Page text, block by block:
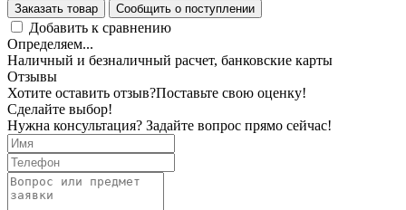
Заказать товар
Сообщить о поступлении
Добавить к сравнению
Определяем...
Наличный и безналичный расчет, банковские карты
Отзывы
Хотите оставить отзыв?Поставьте свою оценку!
Сделайте выбор!
Нужна консультация? Задайте вопрос прямо сейчас!